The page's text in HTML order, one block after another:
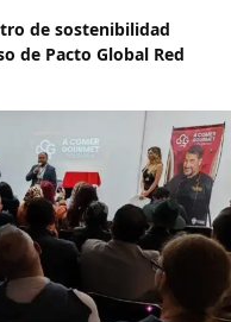
de sostenibilidad
de Pacto Global Red